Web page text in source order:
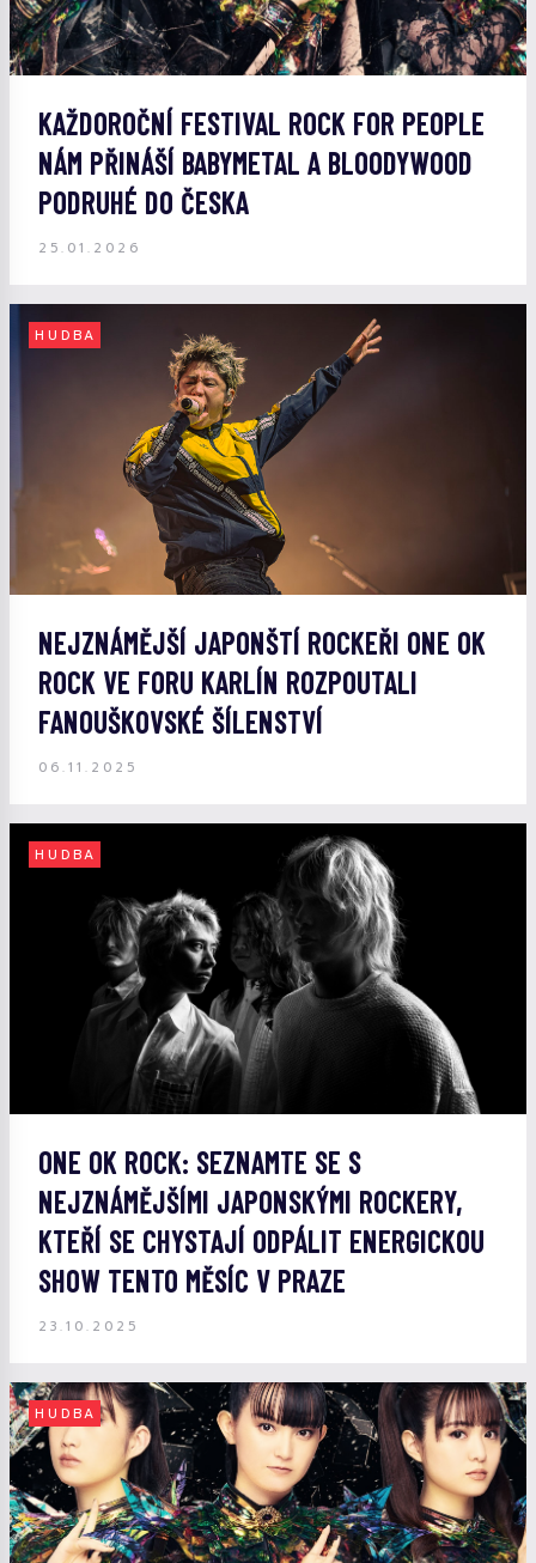
KAŽDOROČNÍ FESTIVAL ROCK FOR PEOPLE
NÁM PŘINÁŠÍ BABYMETAL A BLOODYWOOD
PODRUHÉ DO ČESKA
25.01.2026
HUDBA
NEJZNÁMĚJŠÍ JAPONŠTÍ ROCKEŘI ONE OK
ROCK VE FORU KARLÍN ROZPOUTALI
FANOUŠKOVSKÉ ŠÍLENSTVÍ
06.11.2025
HUDBA
ONE OK ROCK: SEZNAMTE SE S
NEJZNÁMĚJŠÍMI JAPONSKÝMI ROCKERY,
KTEŘÍ SE CHYSTAJÍ ODPÁLIT ENERGICKOU
SHOW TENTO MĚSÍC V PRAZE
23.10.2025
HUDBA